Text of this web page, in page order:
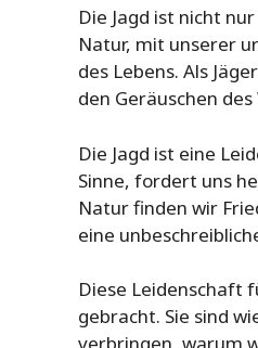
Die Jagd ist nicht
Natur, mit unserer
des Lebens. Als
den Geräuschen
Die Jagd ist eine
Sinne, fordert uns
Natur finden wir
eine
Diese Leidenschaft
gebracht. Sie sind